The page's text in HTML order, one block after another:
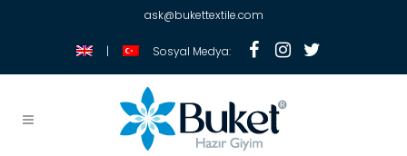
ask@bukettextile.com
| Sosyal Medya: